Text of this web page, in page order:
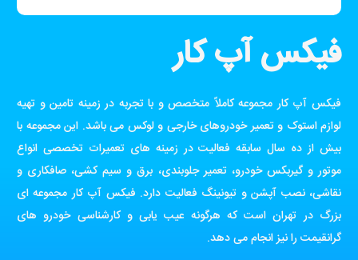
فیکس آپ کار
فیکس آپ کار مجموعه کاملاً متخصص و با تجربه در زمینه تامین و تهیه
لوازم استوک و تعمیر خودروهای خارجی و لوکس می باشد. این مجموعه با
بیش از ده سال سابقه فعالیت در زمینه های تعمیرات تخصصی انواع
موتور و گیربکس خودرو، تعمیر جلوبندی، برق و سیم کشی، صافکاری و
نقاشی، نصب آپشن و تیونینگ فعالیت دارد. فیکس آپ کار مجموعه ای
بزرگ در تهران است که هرگونه عیب یابی و کارشناسی خودرو های
گرانقیمت را نیز انجام می دهد.